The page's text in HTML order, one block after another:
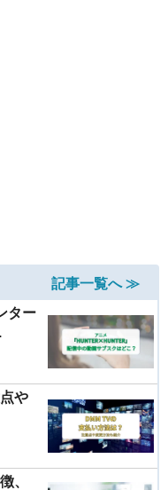
記事一覧へ ≫
ター
や
、